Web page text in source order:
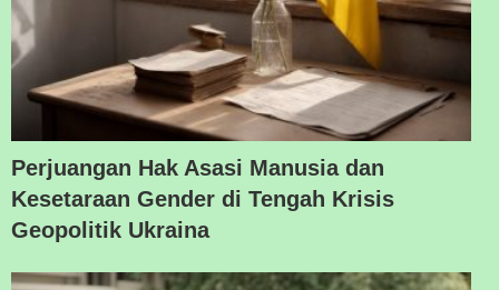
Perjuangan Hak Asasi Manusia dan
Kesetaraan Gender di Tengah Krisis
Geopolitik Ukraina